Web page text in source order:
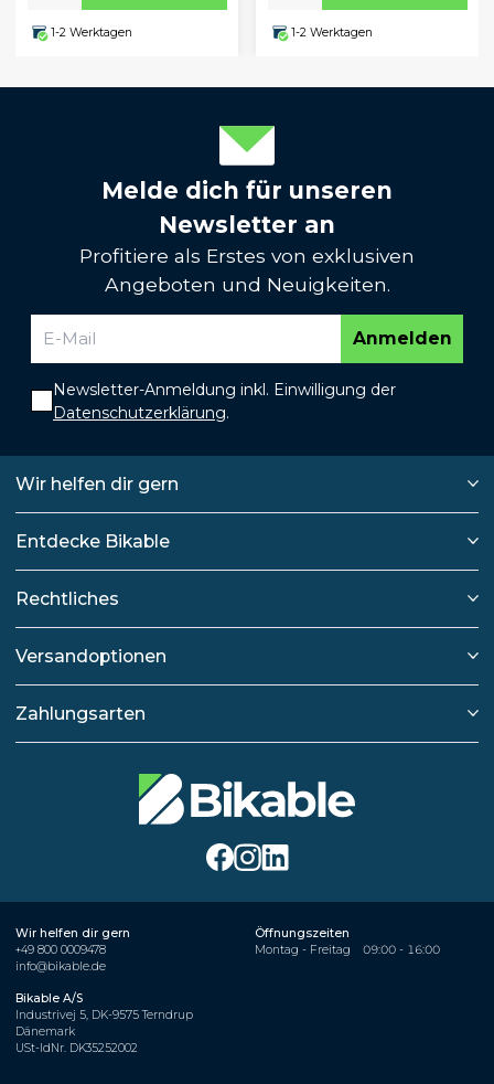
1-2 Werktagen 1-2 Werktagen
Melde dich für unseren
Newsletter an
Profitiere als Erstes von exklusiven
Angeboten und Neuigkeiten.
Anmelden
Newsletter-Anmeldung inkl. Einwilligung der
Datenschutzerklärung.
Wir helfen dir gern
Entdecke Bikable
Rechtliches
Versandoptionen
Zahlungsarten
Wir helfen dir gern
+49 800 0009478
info@bikable.de
Öffnungszeiten
Montag - Freitag
09:00 - 16:00
Bikable A/S
Industrivej 5, DK-9575 Terndrup
Dänemark
USt-IdNr. DK35252002